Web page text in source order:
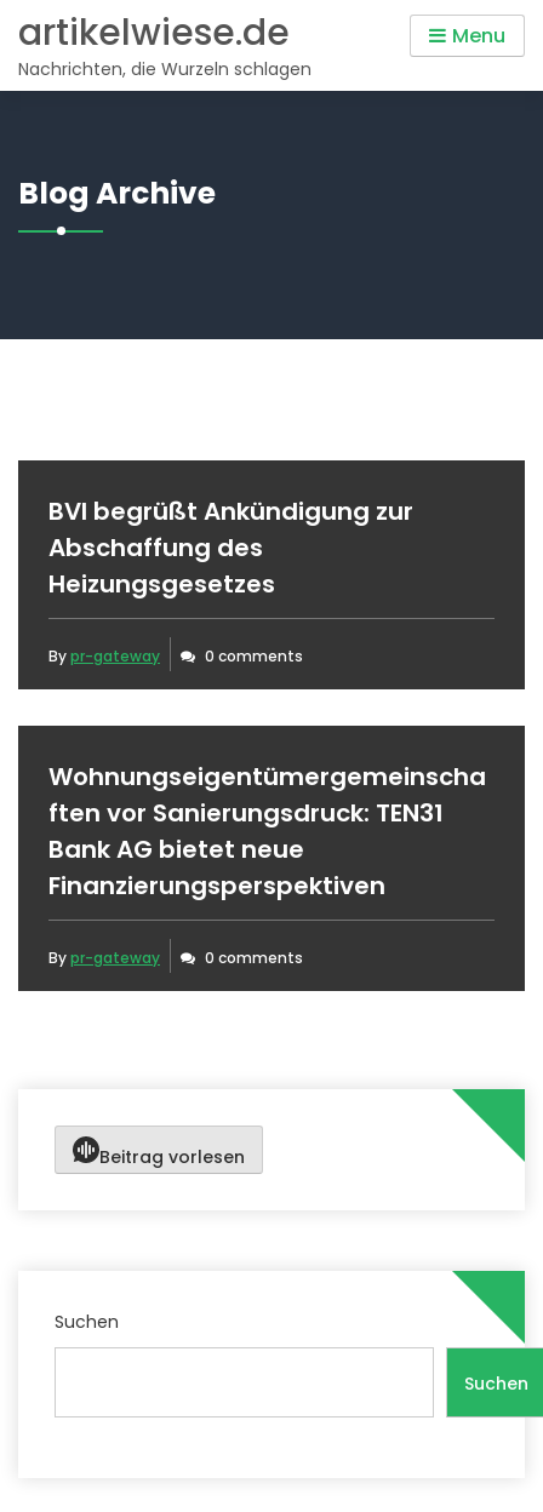
content
artikelwiese.de
Nachrichten, die Wurzeln schlagen
Menu
Blog Archive
BVI begrüßt Ankündigung zur
Abschaffung des
Heizungsgesetzes
Bypr-gateway 0 comments
Wohnungseigentümergemeinscha
ften vor Sanierungsdruck: TEN31
Bank AG bietet neue
Finanzierungsperspektiven
Bypr-gateway 0 comments
Beitrag vorlesen
Suchen
Suchen